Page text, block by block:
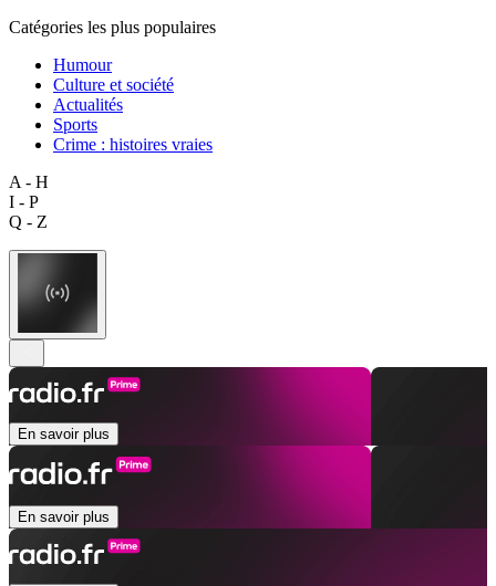
Catégories les plus populaires
Humour
Culture et société
Actualités
Sports
Crime : histoires vraies
A - H
I - P
Q - Z
En savoir plus
En savoir plus